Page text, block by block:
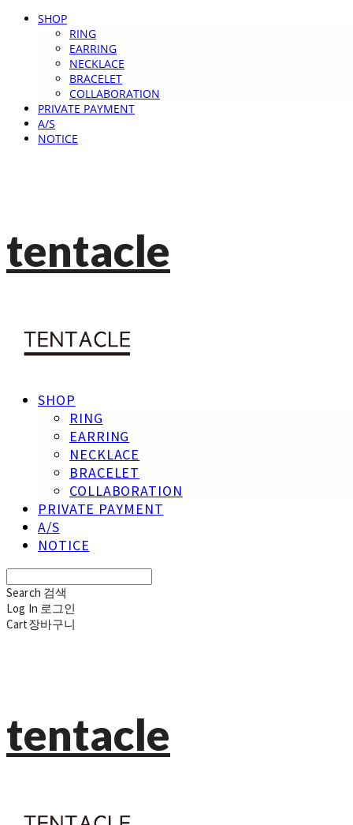
SHOP
RING
EARRING
NECKLACE
BRACELET
COLLABORATION
PRIVATE PAYMENT
A/S
NOTICE
tentacle
SHOP
RING
EARRING
NECKLACE
BRACELET
COLLABORATION
PRIVATE PAYMENT
A/S
NOTICE
Search 검색
Log In 로그인
Cart장바구니
tentacle